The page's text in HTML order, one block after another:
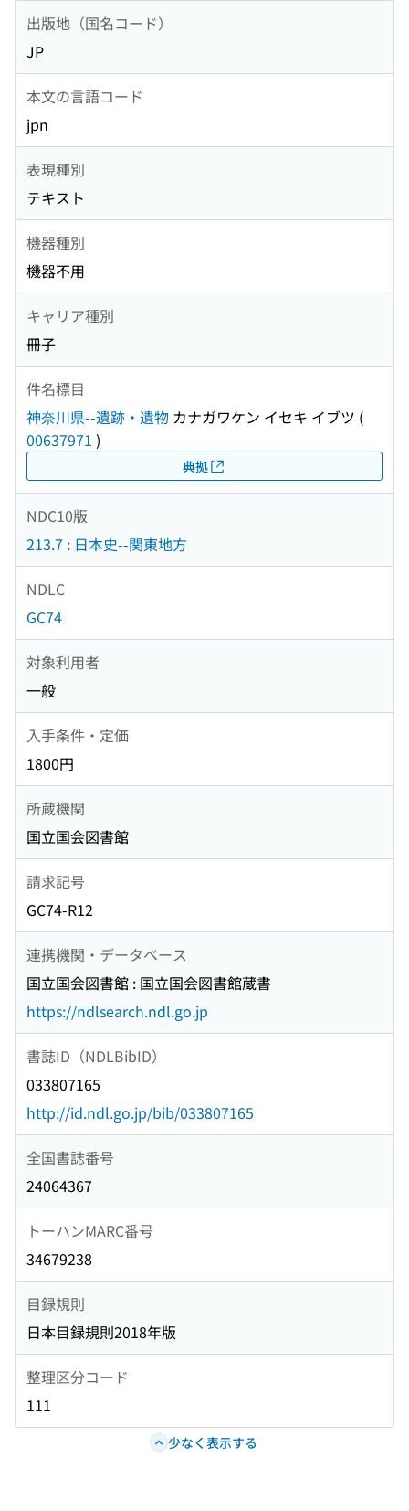
出版地（国名コード）
JP
本文の言語コード
jpn
表現種別
テキスト
機器種別
機器不用
キャリア種別
冊子
件名標目
神奈川県--遺跡・遺物 カナガワケン イセキ イブツ (
00637971 )
典拠
NDC10版
213.7 : 日本史--関東地方
NDLC
GC74
対象利用者
一般
入手条件・定価
1800円
所蔵機関
国立国会図書館
請求記号
GC74-R12
連携機関・データベース
国立国会図書館 : 国立国会図書館蔵書
https://ndlsearch.ndl.go.jp
書誌ID（NDLBibID）
033807165
http://id.ndl.go.jp/bib/033807165
全国書誌番号
24064367
トーハンMARC番号
34679238
目録規則
日本目録規則2018年版
整理区分コード
111
少なく表示する